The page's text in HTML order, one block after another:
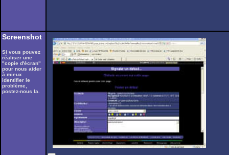
Screenshot
Si vous pouvez
réaliser une
"copie d'écran"
pour nous aider
à mieux
identifier le
problème,
postez-nous la.